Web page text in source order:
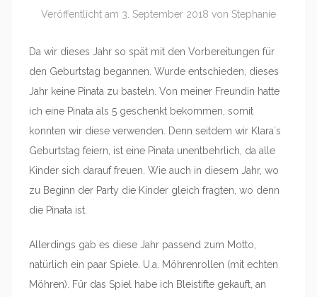
Veröffentlicht am 3. September 2018 von Stephanie
Da wir dieses Jahr so spät mit den Vorbereitungen für
den Geburtstag begannen. Wurde entschieden, dieses
Jahr keine Pinata zu basteln. Von meiner Freundin hatte
ich eine Pinata als 5 geschenkt bekommen, somit
konnten wir diese verwenden. Denn seitdem wir Klara´s
Geburtstag feiern, ist eine Pinata unentbehrlich, da alle
Kinder sich darauf freuen. Wie auch in diesem Jahr, wo
zu Beginn der Party die Kinder gleich fragten, wo denn
die Pinata ist.
Allerdings gab es diese Jahr passend zum Motto,
natürlich ein paar Spiele. U.a. Möhrenrollen (mit echten
Möhren). Für das Spiel habe ich Bleistifte gekauft, an